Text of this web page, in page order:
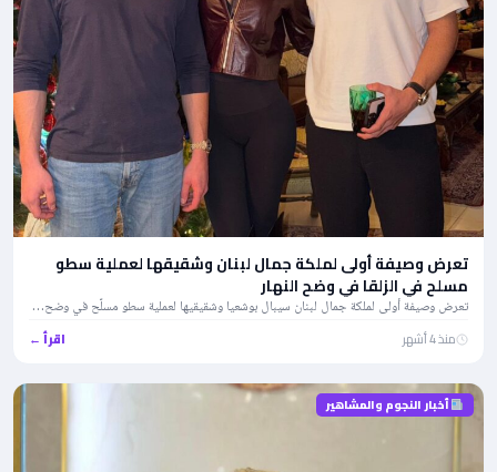
تعرض وصيفة أولى لملكة جمال لبنان وشقيقها لعملية سطو
مسلح في الزلقا في وضح النهار
تعرض وصيفة أولى لملكة جمال لبنان سيبال بوشعيا وشقيقيها لعملية سطو مسلّح في وضح…
منذ 4 أشهر اقرأ ←
أخبار النجوم والمشاهير